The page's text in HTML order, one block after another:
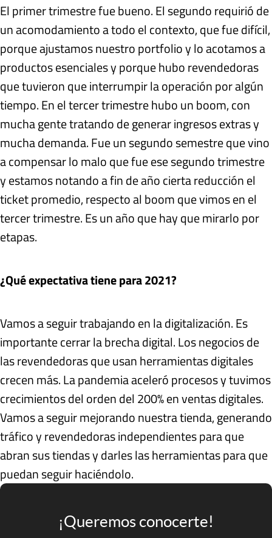
El primer trimestre fue bueno. El segundo requirió de
un acomodamiento a todo el contexto, que fue difícil,
porque ajustamos nuestro portfolio y lo acotamos a
productos esenciales y porque hubo revendedoras
que tuvieron que interrumpir la operación por algún
tiempo. En el tercer trimestre hubo un boom, con
mucha gente tratando de generar ingresos extras y
mucha demanda. Fue un segundo semestre que vino
a compensar lo malo que fue ese segundo trimestre
y estamos notando a fin de año cierta reducción el
ticket promedio, respecto al boom que vimos en el
tercer trimestre. Es un año que hay que mirarlo por
etapas.
¿Qué expectativa tiene para 2021?
Vamos a seguir trabajando en la digitalización. Es
importante cerrar la brecha digital. Los negocios de
las revendedoras que usan herramientas digitales
crecen más. La pandemia aceleró procesos y tuvimos
crecimientos del orden del 200% en ventas digitales.
Vamos a seguir mejorando nuestra tienda, generando
tráfico y revendedoras independientes para que
abran sus tiendas y darles las herramientas para que
puedan seguir haciéndolo.
¡Queremos conocerte!